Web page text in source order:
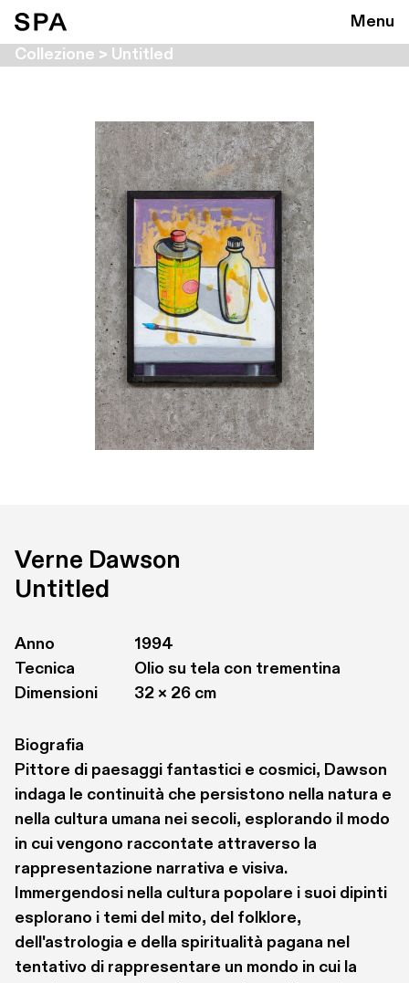
Menu
Collezione > Untitled
Verne Dawson
Untitled
Anno
1994
Tecnica
Olio su tela con trementina
Dimensioni
32 × 26 cm
Biografia
Pittore di paesaggi fantastici e cosmici, Dawson
indaga le continuità che persistono nella natura e
nella cultura umana nei secoli, esplorando il modo
in cui vengono raccontate attraverso la
rappresentazione narrativa e visiva.
Immergendosi nella cultura popolare i suoi dipinti
esplorano i temi del mito, del folklore,
dell'astrologia e della spiritualità pagana nel
tentativo di rappresentare un mondo in cui la